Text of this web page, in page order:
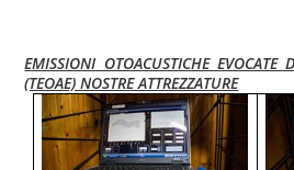
EMISSIONI OTOACUSTICHE EVOCATE
(TEOAE) NOSTRE ATTREZZATURE